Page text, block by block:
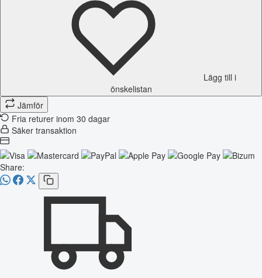
Lägg till i
önskelistan
Jämför
Fria returer inom 30 dagar
Säker transaktion
Share: